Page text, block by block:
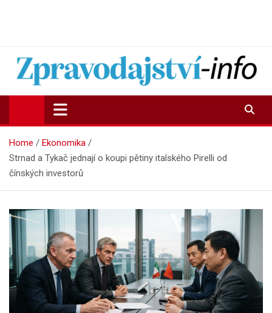
Zpravodajství-info.cz
Aktuality a informace on-line
Home
Ekonomika
Strnad a Tykač jednají o koupi pětiny italského Pirelli od
čínských investorů